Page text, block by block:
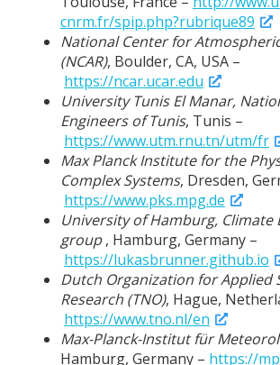
cnrm.fr/spip.php?rubrique89
National Center for
(NCAR), Boulder, CA, USA –
https://ncar.ucar.edu
University Tunis El Manar,
Engineers of Tunis, Tunis –
https://www.utm.rnu.tn/utm/fr
Max Planck Institute for the
Complex Systems, Dresden,
https://www.pks.mpg.de
University of Hamburg, Climate
group, Hamburg, Germany –
https://lukasbrunner.github.io
Dutch Organization for Applied
Research (TNO), Hague,
https://www.tno.nl/en
Max-Planck-Institut für
Hamburg, Germany – https://